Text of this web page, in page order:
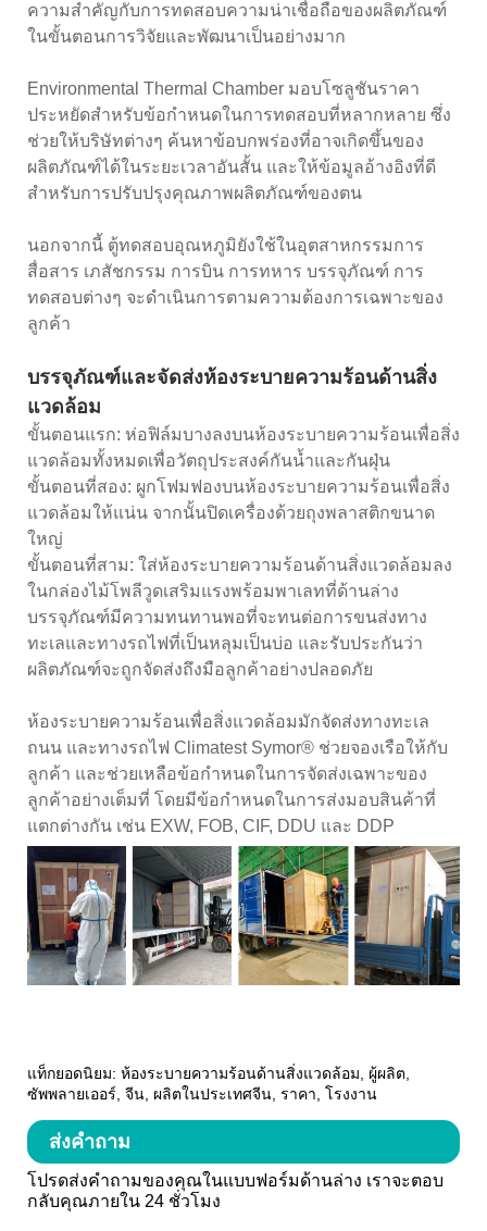
ความสำคัญกับการทดสอบความน่าเชื่อถือของผลิตภัณฑ์
ในขั้นตอนการวิจัยและพัฒนาเป็นอย่างมาก
Environmental Thermal Chamber มอบโซลูชันราคา
ประหยัดสำหรับข้อกำหนดในการทดสอบที่หลากหลาย ซึ่ง
ช่วยให้บริษัทต่างๆ ค้นหาข้อบกพร่องที่อาจเกิดขึ้นของ
ผลิตภัณฑ์ได้ในระยะเวลาอันสั้น และให้ข้อมูลอ้างอิงที่ดี
สำหรับการปรับปรุงคุณภาพผลิตภัณฑ์ของตน
นอกจากนี้ ตู้ทดสอบอุณหภูมิยังใช้ในอุตสาหกรรมการ
สื่อสาร เภสัชกรรม การบิน การทหาร บรรจุภัณฑ์ การ
ทดสอบต่างๆ จะดำเนินการตามความต้องการเฉพาะของ
ลูกค้า
บรรจุภัณฑ์และจัดส่งห้องระบายความร้อนด้านสิ่ง
แวดล้อม
ขั้นตอนแรก: ห่อฟิล์มบางลงบนห้องระบายความร้อนเพื่อสิ่ง
แวดล้อมทั้งหมดเพื่อวัตถุประสงค์กันน้ำและกันฝุ่น
ขั้นตอนที่สอง: ผูกโฟมฟองบนห้องระบายความร้อนเพื่อสิ่ง
แวดล้อมให้แน่น จากนั้นปิดเครื่องด้วยถุงพลาสติกขนาด
ใหญ่
ขั้นตอนที่สาม: ใส่ห้องระบายความร้อนด้านสิ่งแวดล้อมลง
ในกล่องไม้โพลีวูดเสริมแรงพร้อมพาเลทที่ด้านล่าง
บรรจุภัณฑ์มีความทนทานพอที่จะทนต่อการขนส่งทาง
ทะเลและทางรถไฟที่เป็นหลุมเป็นบ่อ และรับประกันว่า
ผลิตภัณฑ์จะถูกจัดส่งถึงมือลูกค้าอย่างปลอดภัย
ห้องระบายความร้อนเพื่อสิ่งแวดล้อมมักจัดส่งทางทะเล
ถนน และทางรถไฟ Climatest Symor® ช่วยจองเรือให้กับ
ลูกค้า และช่วยเหลือข้อกำหนดในการจัดส่งเฉพาะของ
ลูกค้าอย่างเต็มที่ โดยมีข้อกำหนดในการส่งมอบสินค้าที่
แตกต่างกัน เช่น EXW, FOB, CIF, DDU และ DDP
แท็กยอดนิยม: ห้องระบายความร้อนด้านสิ่งแวดล้อม, ผู้ผลิต,
ซัพพลายเออร์, จีน, ผลิตในประเทศจีน, ราคา, โรงงาน
ส่งคำถาม
โปรดส่งคำถามของคุณในแบบฟอร์มด้านล่าง เราจะตอบ
กลับคุณภายใน 24 ชั่วโมง